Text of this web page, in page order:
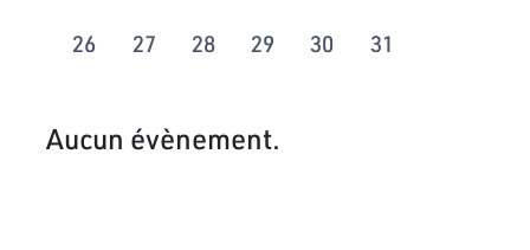
26 27 28 29 30 31
Aucun évènement.